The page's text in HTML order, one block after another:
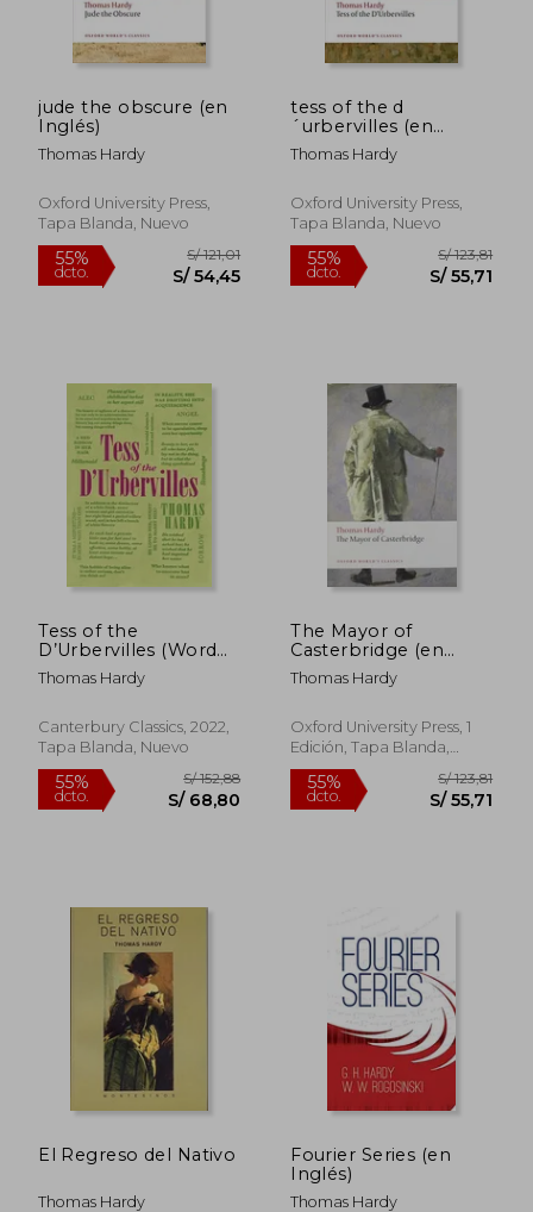
55%
dcto. S/ 54,45
55%
dcto.
S/ 54,89
jude the obscure (en
Inglés)
Thomas Hardy
Oxford University Press,
Tapa Blanda, Nuevo
tess of the d
´urbervilles (en
Inglés)
Thomas Hardy
Oxford University Press,
Tapa Blanda, Nuevo
Tess of the
D’Urbervilles (Word
Cloud Classics) (en
Inglés)
Thomas Hardy
Canterbury Classics, 2022,
Tapa Blanda, Nuevo
The Mayor of
Casterbridge (en
Inglés)
Thomas Hardy
Oxford University Press, 1
Edición, Tapa Blanda,
Nuevo
El Regreso del Nativo
Thomas Hardy
Fourier Series (en
Inglés)
Thomas Hardy